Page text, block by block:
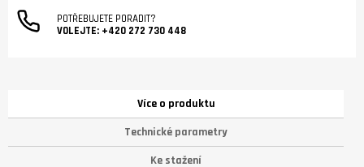
POTŘEBUJETE PORADIT?
VOLEJTE: +420 272 730 448
Více o produktu
Technické parametry
Ke stažení